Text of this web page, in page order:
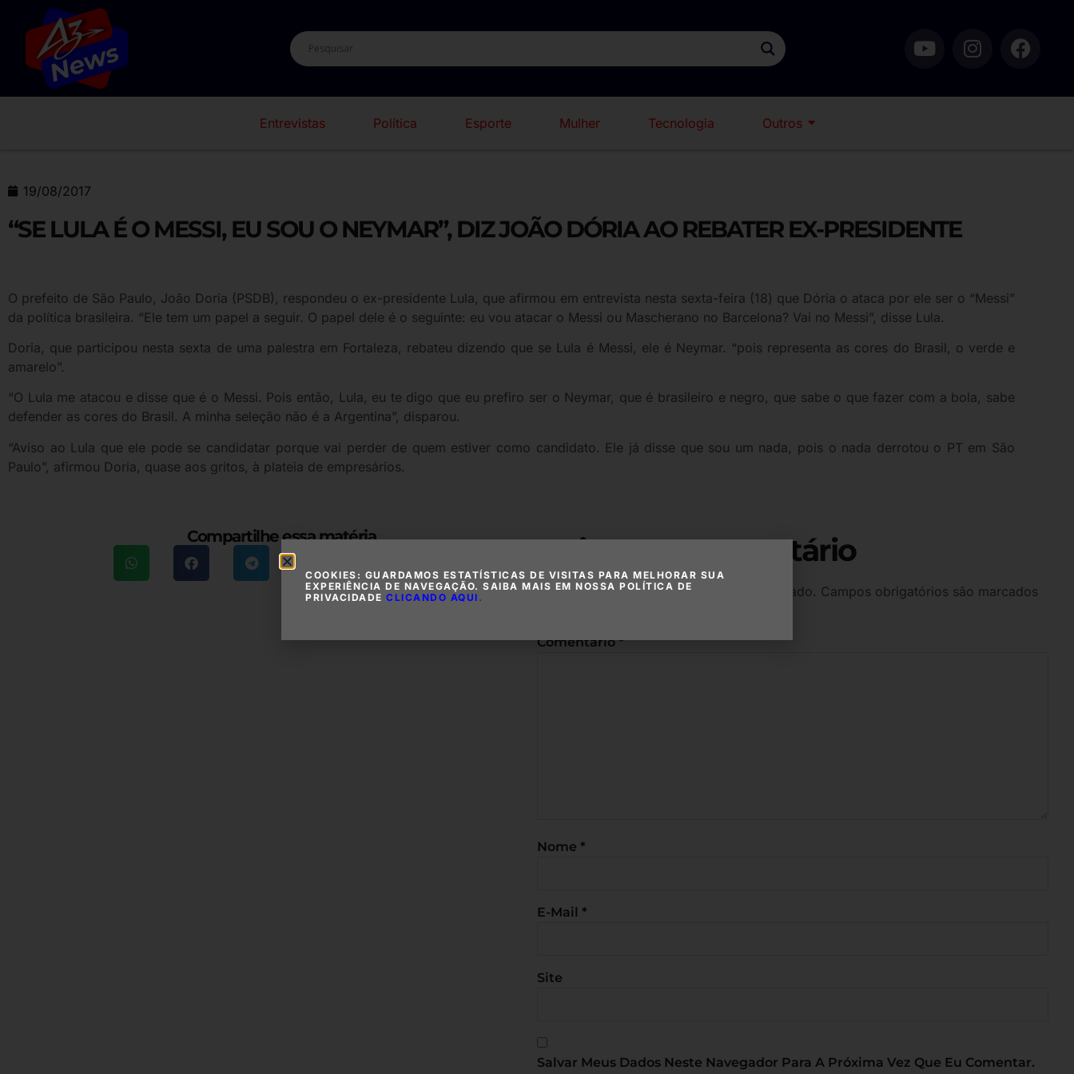
Entrevistas Política Esporte Mulher Tecnologia Outros
19/08/2017
“SE LULA É O MESSI, EU SOU O NEYMAR”, DIZ JOÃO DÓRIA AO REBATER EX-PRESIDENTE
O prefeito de São Paulo, João Doria (PSDB), respondeu o ex-presidente Lula, que afirmou em entrevista nesta sexta-feira (18) que Dória o ataca por ele ser o “Messi”
da política brasileira. “Ele tem um papel a seguir. O papel dele é o seguinte: eu vou atacar o Messi ou Mascherano no Barcelona? Vai no Messi”, disse Lula.
Doria, que participou nesta sexta de uma palestra em Fortaleza, rebateu dizendo que se Lula é Messi, ele é Neymar. “pois representa as cores do Brasil, o verde e
amarelo”.
“O Lula me atacou e disse que é o Messi. Pois então, Lula, eu te digo que eu prefiro ser o Neymar, que é brasileiro e negro, que sabe o que fazer com a bola, sabe
defender as cores do Brasil. A minha seleção não é a Argentina”, disparou.
“Aviso ao Lula que ele pode se candidatar porque vai perder de quem estiver como candidato. Ele já disse que sou um nada, pois o nada derrotou o PT em São
Paulo”, afirmou Doria, quase aos gritos, à plateia de empresários.
Compartilhe essa matéria Deixe um comentário
O seu endereço de e-mail não será publicado. Campos obrigatórios são marcados
Comentário*
Nome *
E-Mail *
Site
Salvar Meus Dados Neste Navegador Para A Próxima Vez Que Eu Comentar.
COOKIES: GUARDAMOS ESTATÍSTICAS DE VISITAS PARA MELHORAR SUA
EXPERIÊNCIA DE NAVEGAÇÃO. SAIBA MAIS EM NOSSA POLÍTICA DE
PRIVACIDADE CLICANDO AQUI .